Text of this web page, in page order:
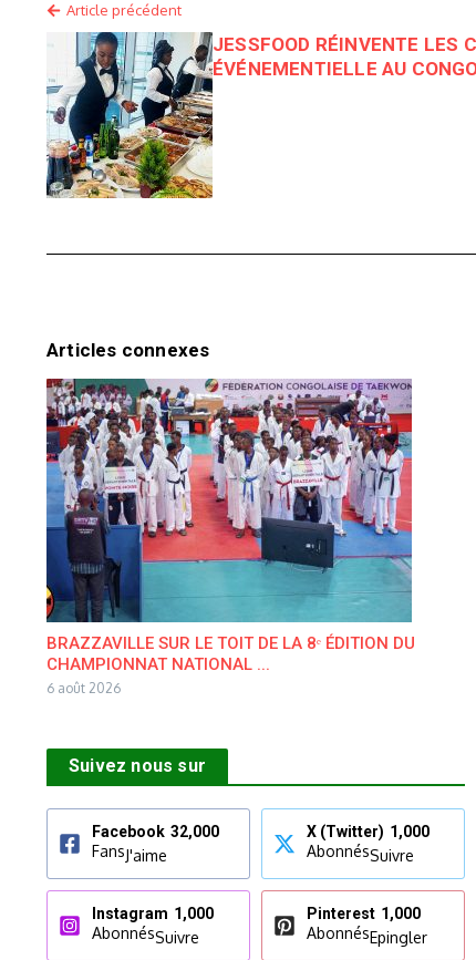
Article précédent
JESSFOOD RÉINVENTE LES
ÉVÉNEMENTIELLE AU
Articles connexes
BRAZZAVILLE SUR LE TOIT DE LA 8ᵉ ÉDITION DU
CHAMPIONNAT NATIONAL ...
6 août 2026
Suivez nous sur
Facebook 32,000
FansJ'aime
X (Twitter) 1,000
AbonnésSuivre
Instagram 1,000
AbonnésSuivre
Pinterest 1,000
AbonnésEpingler